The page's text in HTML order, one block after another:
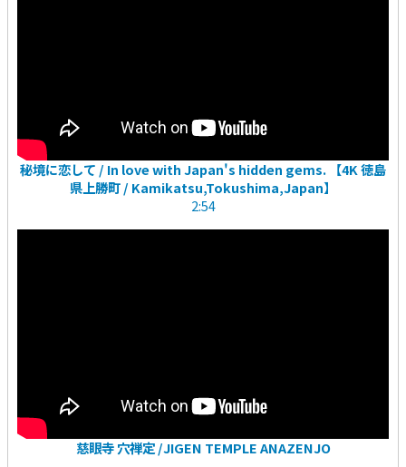
秘境に恋して / In love with Japan's hidden gems. 【4K 徳島
県上勝町 / Kamikatsu,Tokushima,Japan】
2:54
慈眼寺 穴禅定 /JIGEN TEMPLE ANAZENJO